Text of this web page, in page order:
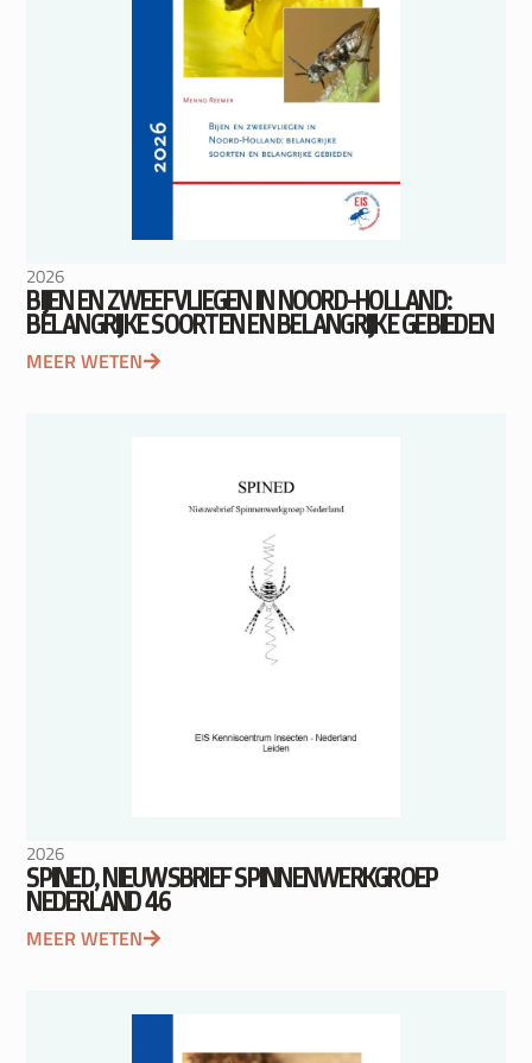
2026
BIJEN EN ZWEEFVLIEGEN IN NOORD-HOLLAND:
BELANGRIJKE SOORTEN EN BELANGRIJKE GEBIEDEN
MEER WETEN
2026
SPINED, NIEUWSBRIEF SPINNENWERKGROEP
NEDERLAND 46
MEER WETEN